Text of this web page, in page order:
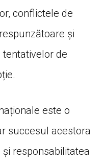
conflictele de
și
de
este o
succesul acestora
responsabilitatea